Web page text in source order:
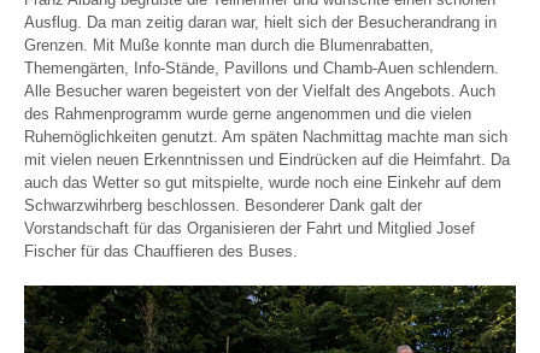
Ausflug. Da man zeitig daran war, hielt sich der Besucherandrang in
Grenzen. Mit Muße konnte man durch die Blumenrabatten,
Themengärten, Info-Stände, Pavillons und Chamb-Auen schlendern.
Alle Besucher waren begeistert von der Vielfalt des Angebots. Auch
des Rahmenprogramm wurde gerne angenommen und die vielen
Ruhemöglichkeiten genutzt. Am späten Nachmittag machte man sich
mit vielen neuen Erkenntnissen und Eindrücken auf die Heimfahrt. Da
auch das Wetter so gut mitspielte, wurde noch eine Einkehr auf dem
Schwarzwihrberg beschlossen. Besonderer Dank galt der
Vorstandschaft für das Organisieren der Fahrt und Mitglied Josef
Fischer für das Chauffieren des Buses.